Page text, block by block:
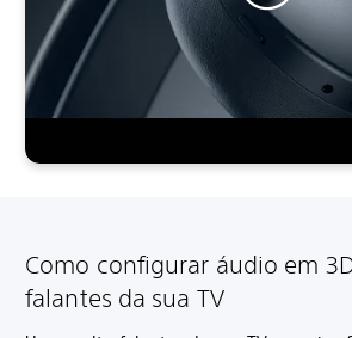
Como configurar áudio em
falantes da sua TV